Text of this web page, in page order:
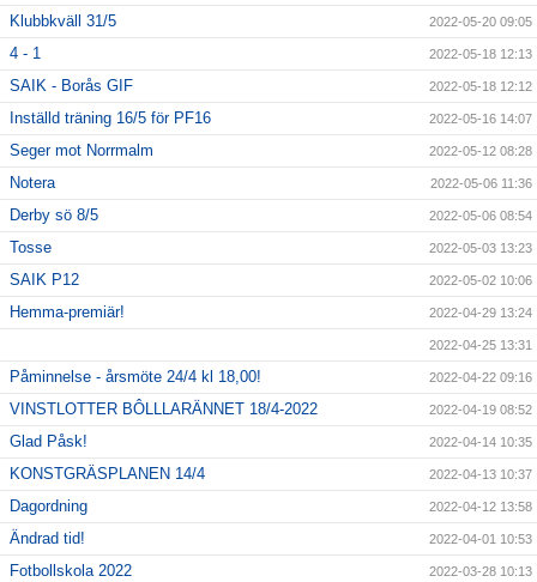
Klubbkväll 31/5 2022-05-20 09:05
4 - 1 2022-05-18 12:13
SAIK - Borås GIF 2022-05-18 12:12
Inställd träning 16/5 för PF16 2022-05-16 14:07
Seger mot Norrmalm 2022-05-12 08:28
Notera 2022-05-06 11:36
Derby sö 8/5 2022-05-06 08:54
Tosse 2022-05-03 13:23
SAIK P12 2022-05-02 10:06
Hemma-premiär! 2022-04-29 13:24
2022-04-25 13:31
Påminnelse - årsmöte 24/4 kl 18,00! 2022-04-22 09:16
VINSTLOTTER BÔLLLARÄNNET 18/4-2022 2022-04-19 08:52
Glad Påsk! 2022-04-14 10:35
KONSTGRÄSPLANEN 14/4 2022-04-13 10:37
Dagordning 2022-04-12 13:58
Ändrad tid! 2022-04-01 10:53
Fotbollskola 2022 2022-03-28 10:13